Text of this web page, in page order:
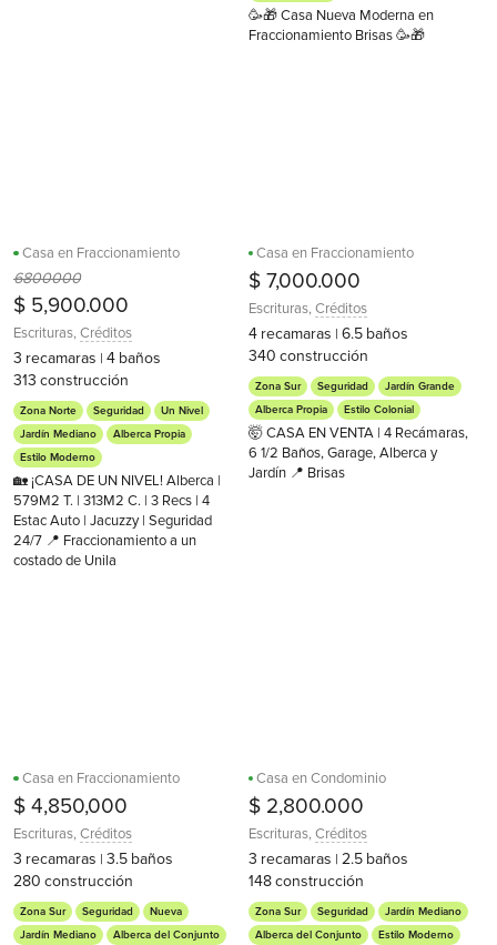
🥳🎁 Casa Nueva Moderna en
Fraccionamiento Brisas 🥳🎁
Casa en Fraccionamiento
6800000
$ 5,900.000
Escrituras,Créditos
3 recamaras | 4 baños
313 construcción
Zona Norte Seguridad
Un Nivel
Jardín Mediano
Alberca Propia
Estilo Moderno
🏡 ¡CASA DE UN NIVEL! Alberca |
579M2 T. | 313M2 C. | 3 Recs | 4
Estac Auto | Jacuzzy | Seguridad
24/7 📍 Fraccionamiento a un
costado de Unila
Casa en Fraccionamiento
$ 7,000.000
Escrituras,Créditos
4 recamaras | 6.5 baños
340 construcción
Zona Sur Seguridad
Jardín Grande
Alberca Propia
Estilo Colonial
🤯 CASA EN VENTA | 4 Recámaras,
6 1/2 Baños, Garage, Alberca y
Jardín 📍 Brisas
Casa en Fraccionamiento
$ 4,850,000
Escrituras,Créditos
3 recamaras | 3.5 baños
280 construcción
Zona Sur Seguridad
Nueva
Jardín Mediano
Alberca del Conjunto
Casa en Condominio
$ 2,800.000
Escrituras,Créditos
3 recamaras | 2.5 baños
148construcción
Zona Sur Seguridad
Jardín Mediano
Alberca del Conjunto
Estilo Moderno